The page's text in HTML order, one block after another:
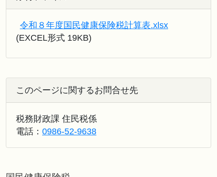
令和８年度国民健康保険税計算表.xlsx
(EXCEL形式 19KB)
このページに関するお問合せ先
税務財政課 住民税係
電話： 0986-52-9638